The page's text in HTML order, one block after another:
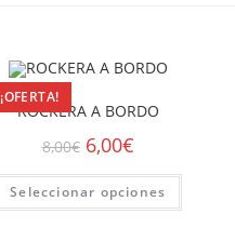
¡OFERTA!
ROCKERA A BORDO
8,00€ 6,00€
Seleccionar opciones